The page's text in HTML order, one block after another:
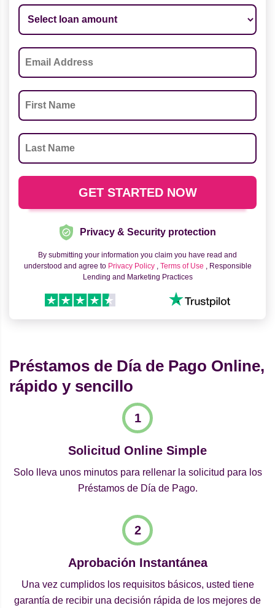
Privacy & Security protection
By submitting your information you claim you have read and
understood and agree to Privacy Policy , Terms of Use , Responsible
Lending and Marketing Practices
Préstamos de Día de Pago Online,
rápido y sencillo
Solicitud Online Simple
Solo lleva unos minutos para rellenar la solicitud para los
Préstamos de Día de Pago.
Aprobación Instantánea
Una vez cumplidos los requisitos básicos, usted tiene
garantía de recibir una decisión rápida de los mejores de